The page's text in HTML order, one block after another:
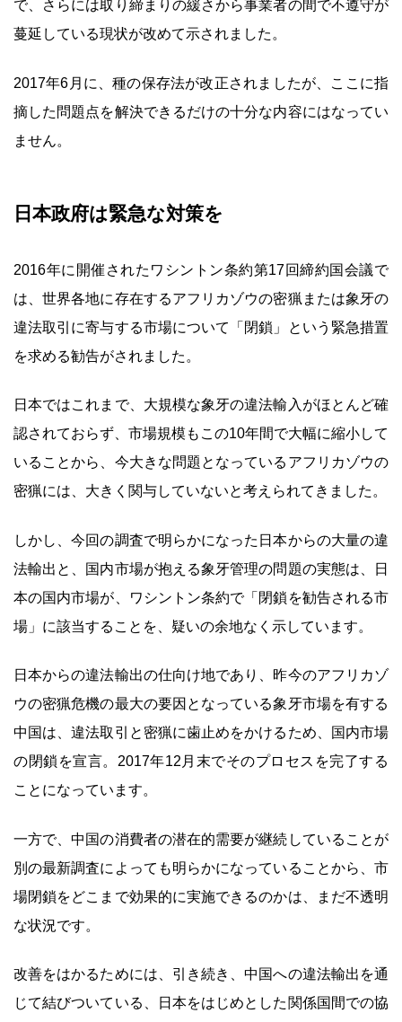
で、さらには取り締まりの緩さから事業者の間で不遵守が
蔓延している現状が改めて示されました。
2017年6月に、種の保存法が改正されましたが、ここに指
摘した問題点を解決できるだけの十分な内容にはなってい
ません。
日本政府は緊急な対策を
2016年に開催されたワシントン条約第17回締約国会議で
は、世界各地に存在するアフリカゾウの密猟または象牙の
違法取引に寄与する市場について「閉鎖」という緊急措置
を求める勧告がされました。
日本ではこれまで、大規模な象牙の違法輸入がほとんど確
認されておらず、市場規模もこの10年間で大幅に縮小して
いることから、今大きな問題となっているアフリカゾウの
密猟には、大きく関与していないと考えられてきました。
しかし、今回の調査で明らかになった日本からの大量の違
法輸出と、国内市場が抱える象牙管理の問題の実態は、日
本の国内市場が、ワシントン条約で「閉鎖を勧告される市
場」に該当することを、疑いの余地なく示しています。
日本からの違法輸出の仕向け地であり、昨今のアフリカゾ
ウの密猟危機の最大の要因となっている象牙市場を有する
中国は、違法取引と密猟に歯止めをかけるため、国内市場
の閉鎖を宣言。2017年12月末でそのプロセスを完了する
ことになっています。
一方で、中国の消費者の潜在的需要が継続していることが
別の最新調査によっても明らかになっていることから、市
場閉鎖をどこまで効果的に実施できるのかは、まだ不透明
な状況です。
改善をはかるためには、引き続き、中国への違法輸出を通
じて結びついている、日本をはじめとした関係国間での協